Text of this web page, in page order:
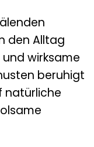
den Alltag
wirksame
beruhigt
natürliche